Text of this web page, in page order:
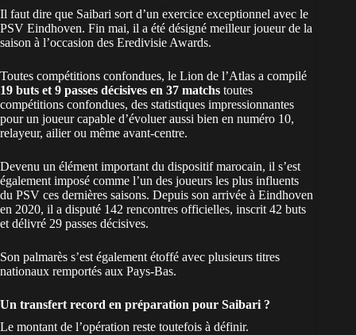
Il faut dire que Saibari sort d’un exercice exceptionnel avec le
PSV Eindhoven. Fin mai, il a été désigné meilleur joueur de la
saison à l’occasion des Eredivisie Awards.
Toutes compétitions confondues, le Lion de l’Atlas a compilé
19 buts et 9 passes décisives en 37 matchs toutes
compétitions confondues, des statistiques impressionnantes
pour un joueur capable d’évoluer aussi bien en numéro 10,
relayeur, ailier ou même avant-centre.
Devenu un élément important du dispositif marocain, il s’est
également imposé comme l’un des joueurs les plus influents
du PSV ces dernières saisons. Depuis son arrivée à Eindhoven
en 2020, il a disputé 142 rencontres officielles, inscrit 42 buts
et délivré 29 passes décisives.
Son palmarès s’est également étoffé avec plusieurs titres
nationaux remportés aux Pays-Bas.
Un transfert record en préparation pour Saibari ?
Le montant de l’opération reste toutefois à définir.